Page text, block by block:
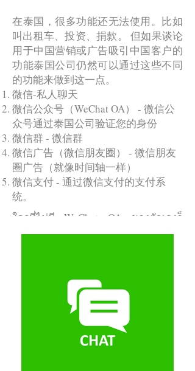
รูปแบบโฆษณาจะเป็นแบบแบนเนอร์ที่
แสดงอยู่ในหน้าของ WeChat Moment
และเมื่อกด จะลิงค์ไปหน้าเว็ปได้
นอกจากการโฆษณาใน WeChat
Moment ยังมีอีกรูปแบบคือการแสดง
แบนเนอร์ในบทความของ WeChat OA
ของเจ้าอื่นๆ ซึ่งที่ผ่านมาได้ผลน้อยกว่า
แบบแรก
บริษัทที่ต้องการโฆษณาแบบนี้ควรเปิด
WeChat OA ของตัวเองก่อนเพื่อทำการ
โฆษณาจากบัญชีนี้ออกไป แต่สำหรับ
ใครที่ไม่มี WeChat OA ของตัวเองก็
สามารถให้เอเจนซี่โฆษณาจาก
在泰国，很多功能还无法使用。比如
叫出租车、投资、捐款。 但如果谈论
用于中国营销或广告吸引中国客户的
功能泰国公司仍然可以通过这些不同
的功能来做到这一点。
微信-私人聊天
微信公众号（WeChat OA） - 微信公
众号通过泰国公司验证您的身份
微信群 - 微信群
微信广告（微信朋友圈） - 微信朋友
圈广告（就像时间轴一样）
微信支付 - 通过微信支付的支付系
统。